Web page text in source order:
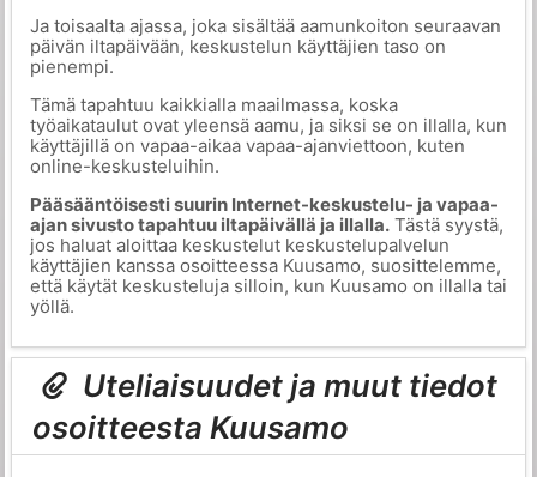
Ja toisaalta ajassa, joka sisältää aamunkoiton seuraavan
päivän iltapäivään, keskustelun käyttäjien taso on
pienempi.
Tämä tapahtuu kaikkialla maailmassa, koska
työaikataulut ovat yleensä aamu, ja siksi se on illalla, kun
käyttäjillä on vapaa-aikaa vapaa-ajanviettoon, kuten
online-keskusteluihin.
Pääsääntöisesti suurin Internet-keskustelu- ja vapaa-
ajan sivusto tapahtuu iltapäivällä ja illalla.Tästä syystä,
jos haluat aloittaa keskustelut keskustelupalvelun
käyttäjien kanssa osoitteessa Kuusamo, suosittelemme,
että käytät keskusteluja silloin, kun Kuusamo on illalla tai
yöllä.
Uteliaisuudet ja muut tiedot
osoitteesta Kuusamo